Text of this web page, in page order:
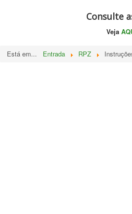
Consulte
Veja
Está em... Entrada RPZ